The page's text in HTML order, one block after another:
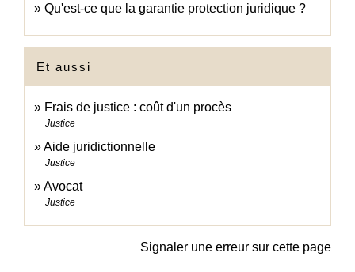
Qu'est-ce que la garantie protection juridique ?
Et aussi
Frais de justice : coût d'un procès
Justice
Aide juridictionnelle
Justice
Avocat
Justice
Signaler une erreur sur cette page